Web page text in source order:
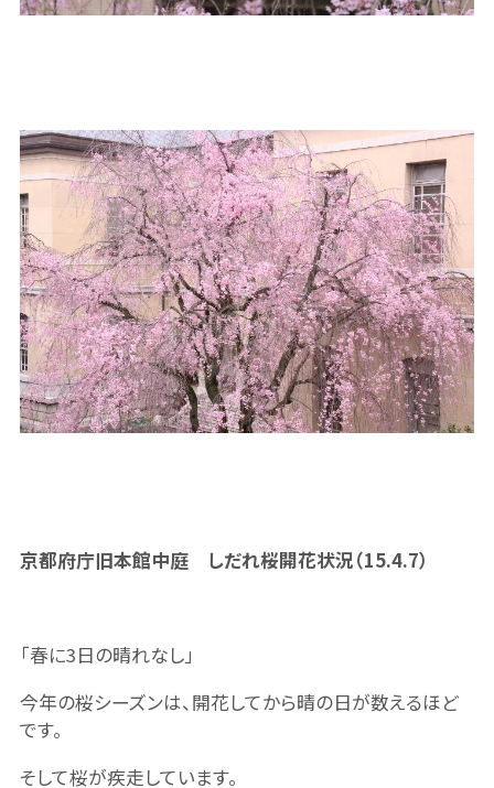
京都府庁旧本館中庭 しだれ桜開花状況（15.4.7）
「春に3日の晴れなし」
今年の桜シーズンは、開花してから晴の日が数えるほど
です。
そして桜が疾走しています。